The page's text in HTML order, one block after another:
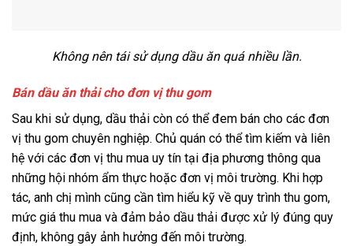
Không nên tái sử dụng dầu ăn quá nhiều lần.
Bán dầu ăn thải cho đơn vị thu gom
Sau khi sử dụng, dầu thải còn có thể đem bán cho các đơn
vị thu gom chuyên nghiệp. Chủ quán có thể tìm kiếm và liên
hệ với các đơn vị thu mua uy tín tại địa phương thông qua
những hội nhóm ẩm thực hoặc đơn vị môi trường. Khi hợp
tác, anh chị mình cũng cần tìm hiểu kỹ về quy trình thu gom,
mức giá thu mua và đảm bảo dầu thải được xử lý đúng quy
định, không gây ảnh hưởng đến môi trường.